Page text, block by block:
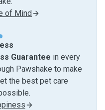
of Mind
Guarantee in every
Pawshake to make
the best pet care